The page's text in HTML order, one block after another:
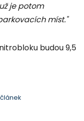
je potom
míst."
budou 9,5